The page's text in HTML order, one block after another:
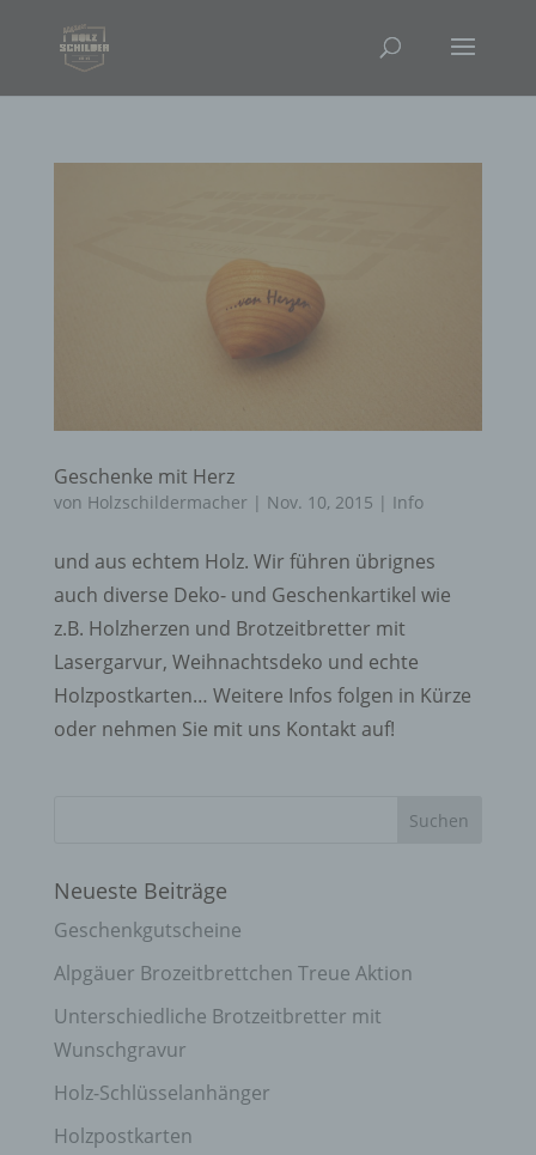
Geschenke mit Herz
von Holzschildermacher | Nov. 10, 2015 | Info
und aus echtem Holz. Wir führen übrignes
auch diverse Deko- und Geschenkartikel wie
z.B. Holzherzen und Brotzeitbretter mit
Lasergarvur, Weihnachtsdeko und echte
Holzpostkarten… Weitere Infos folgen in Kürze
oder nehmen Sie mit uns Kontakt auf!
Neueste Beiträge
Geschenkgutscheine
Alpgäuer Brozeitbrettchen Treue Aktion
Unterschiedliche Brotzeitbretter mit
Wunschgravur
Holz-Schlüsselanhänger
Holzpostkarten